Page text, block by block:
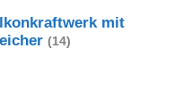
mit
(14)